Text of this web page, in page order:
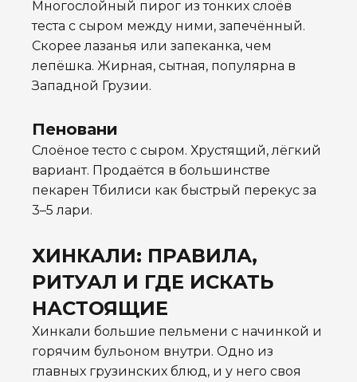
Многослойный пирог из тонких слоёв
теста с сыром между ними, запечённый.
Скорее лазанья или запеканка, чем
лепёшка. Жирная, сытная, популярна в
Западной Грузии.
Пеновани
Слоёное тесто с сыром. Хрустящий, лёгкий
вариант. Продаётся в большинстве
пекарен Тбилиси как быстрый перекус за
3–5 лари.
ХИНКАЛИ: ПРАВИЛА,
РИТУАЛ И ГДЕ ИСКАТЬ
НАСТОЯЩИЕ
Хинкали большие пельмени с начинкой и
горячим бульоном внутри. Одно из
главных грузинских блюд, и у него своя